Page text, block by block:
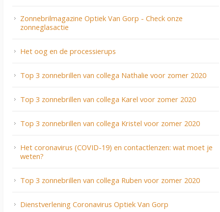
Zonnebrilmagazine Optiek Van Gorp - Check onze
zonneglasactie
Het oog en de processierups
Top 3 zonnebrillen van collega Nathalie voor zomer 2020
Top 3 zonnebrillen van collega Karel voor zomer 2020
Top 3 zonnebrillen van collega Kristel voor zomer 2020
Het coronavirus (COVID-19) en contactlenzen: wat moet je
weten?
Top 3 zonnebrillen van collega Ruben voor zomer 2020
Dienstverlening Coronavirus Optiek Van Gorp